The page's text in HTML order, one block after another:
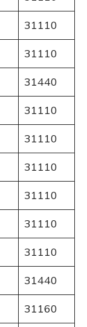
31110
31110
31440
31110
31110
31110
31110
31110
31110
31440
31160